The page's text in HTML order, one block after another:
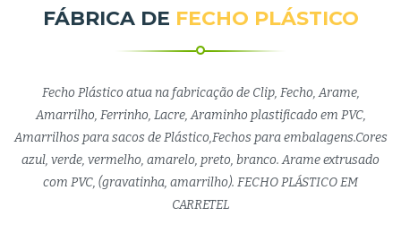
FÁBRICA DE FECHO PLÁSTICO
Fecho Plástico atua na fabricação de Clip, Fecho, Arame,
Amarrilho, Ferrinho, Lacre, Araminho plastificado em PVC,
Amarrilhos para sacos de Plástico,Fechos para embalagens.Cores
azul, verde, vermelho, amarelo, preto, branco. Arame extrusado
com PVC, (gravatinha, amarrilho). FECHO PLÁSTICO EM
CARRETEL